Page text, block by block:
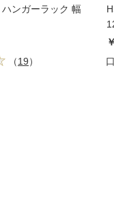
ンガーラック 幅
（19）